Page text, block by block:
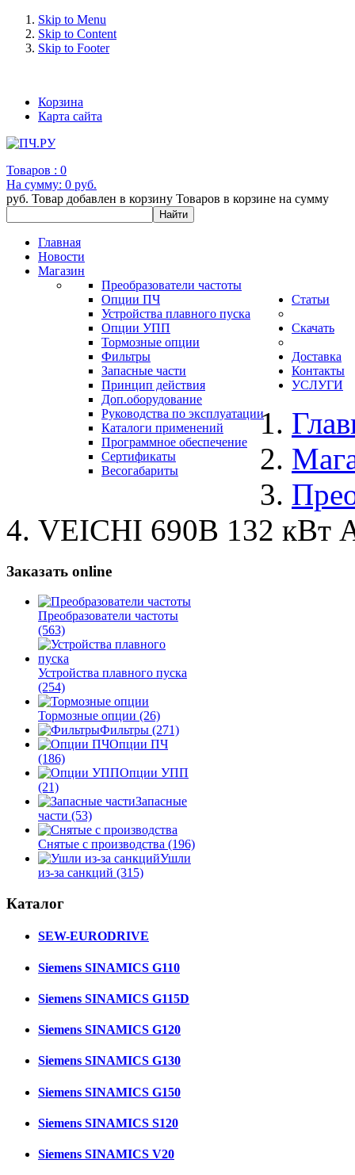
Skip to Menu
Skip to Content
Skip to Footer
Корзина
Карта сайта
Товаров : 0
На сумму: 0 руб.
руб. Товар добавлен в корзину Товаров в корзине на сумму
Главная
Новости
Магазин
Преобразователи частоты
Опции ПЧ
Устройства плавного пуска
Опции УПП
Тормозные опции
Фильтры
Запасные части
Статьи
Принцип действия
Доп.оборудование
Скачать
Руководства по эксплуатации
Каталоги применений
Программное обеспечение
Сертификаты
Весогабариты
Доставка
Контакты
УСЛУГИ
VEICHI 690В 132 кВт
Заказать online
Преобразователи частоты
(563)
Устройства плавного пуска
(254)
Тормозные опции (26)
Фильтры (271)
Опции ПЧ
(186)
Опции УПП
(21)
Запасные
части (53)
Снятые с производства (196)
Ушли
из-за санкций (315)
Каталог
SEW-EURODRIVE
Siemens SINAMICS G110
Siemens SINAMICS G115D
Siemens SINAMICS G120
Siemens SINAMICS G130
Siemens SINAMICS G150
Siemens SINAMICS S120
Siemens SINAMICS V20